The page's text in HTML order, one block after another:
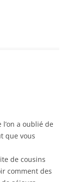
a oublié de
que vous
de cousins
comment des